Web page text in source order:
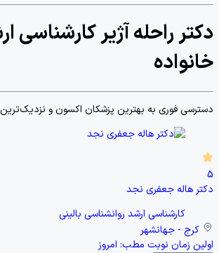
دکتر راحله آژیرکارشناسی
خانواده
5
دکتر هاله جعفری نجد
کارشناسی ارشد روانشناسی بالینی
کرج - جهانشهر
اولین زمان نوبت مطب: امروز